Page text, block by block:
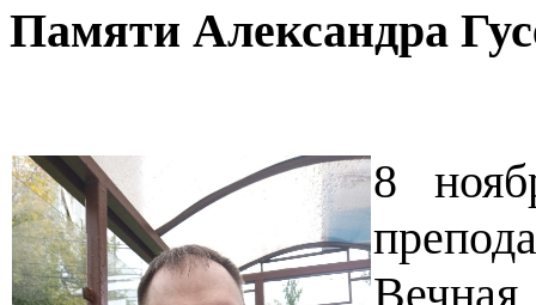
Памяти Александра
8
Вечная